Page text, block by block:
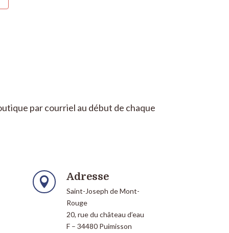
par courriel au début de chaque
 Adresse
Saint-Joseph de Mont-
Rouge
20, rue du château d’eau
F – 34480 Puimisson